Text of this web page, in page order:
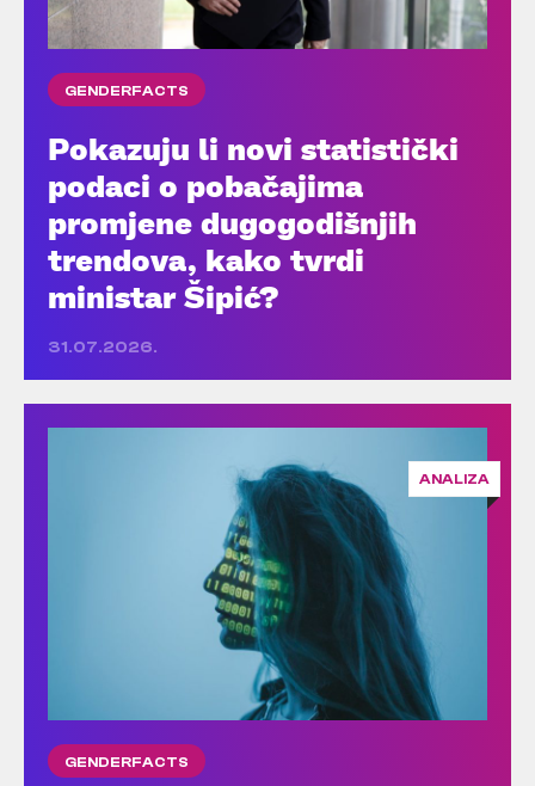
GENDERFACTS
Pokazuju li novi statistički
podaci o pobačajima
promjene dugogodišnjih
trendova, kako tvrdi
ministar Šipić?
31.07.2026.
ANALIZA
GENDERFACTS